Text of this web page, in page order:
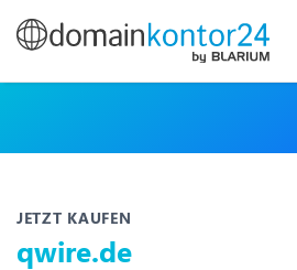
JETZT KAUFEN
qwire.de